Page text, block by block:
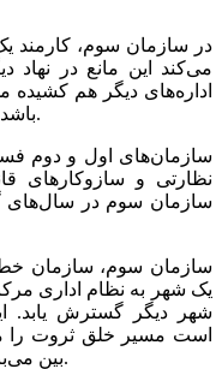
در سازمان سوم، کارمند
می‌کند این مانع در نهاد
اداره‌های دیگر هم کشیده
باشد بین همه افراد این شبکه تقسیم می‌شود.
سازمان‌های اول و دوم
نظارتی و سازوکارهای
سازمان سوم در سال‌های
سازمان سوم، سازمان
یک شهر به نظام اداری
شهر دیگر گسترش یابد.
است مسیر خلق ثروت را
بین می‌برد و می‌تواند ریشه این بخش را بخشکاند.